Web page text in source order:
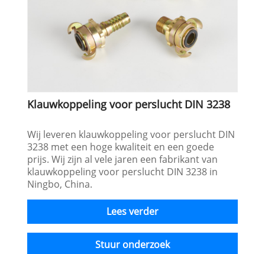
Klauwkoppeling voor perslucht DIN 3238
Wij leveren klauwkoppeling voor perslucht DIN
3238 met een hoge kwaliteit en een goede
prijs. Wij zijn al vele jaren een fabrikant van
klauwkoppeling voor perslucht DIN 3238 in
Ningbo, China.
Lees verder
Stuur onderzoek